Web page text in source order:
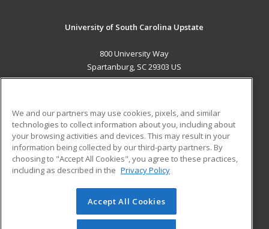
University of South Carolina Upstate
800 University Way
Spartanburg, SC 29303 US
ADDITIONAL RESOURCES
Military
Financial Assistance
Help
Student Blog
© 2026 ed2go, a division of Cengage Learning. All rights
reserved. The material on this site cannot be reproduced or
We and our partners may use cookies, pixels, and similar
technologies to collect information about you, including about
your browsing activities and devices. This may result in your
information being collected by our third-party partners. By
choosing to "Accept All Cookies", you agree to these practices,
including as described in the Privacy Policy
Accept All Cookies